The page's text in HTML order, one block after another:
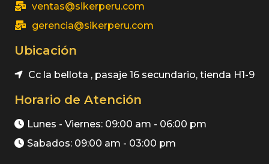
ventas@sikerperu.com
gerencia@sikerperu.com
Ubicación
Cc la bellota , pasaje 16 secundario, tienda H1-9
Horario de Atención
Lunes - Viernes: 09:00 am - 06:00 pm
Sabados: 09:00 am - 03:00 pm